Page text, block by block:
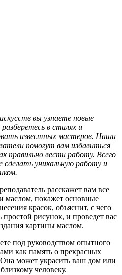
вы узнаете новые
в стилях и
известных мастеров. Наши
помогут вам избавиться
правильно вести работу. Всего
уникальную работу и
расскажет вам все
маслом, покажет основные
красок, объяснит, с чего
простой рисунок, и проведет вас
картины маслом.
под руководством опытного
как память о прекрасных
Она может украсить ваш дом или
человеку.